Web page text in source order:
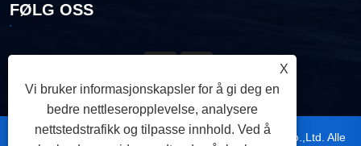
FØLG OSS
Copyright © 2026 Ningbo TRUPOW Industrial Trade Co.,Ltd. Alle
X
Vi bruker informasjonskapsler for å gi deg en
bedre nettleseropplevelse, analysere
nettstedstrafikk og tilpasse innhold. Ved å